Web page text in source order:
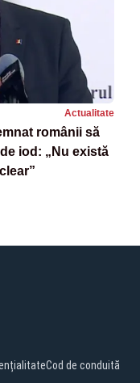
Actualitate
românii să
iod: „Nu există
Cod de conduită